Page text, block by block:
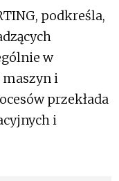
podkreśla,
w
maszyn i
przekłada
i